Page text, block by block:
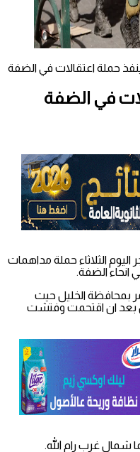
ينفذ حملة اعتقالات في الضفة
في الضفة
اليوم الثلاثاء حملة مداهمات
انحاء الضفة.
بمحافظة الخليل حيث
بعد ان اقتحمت وفتشت
شمال غرب رام الله.